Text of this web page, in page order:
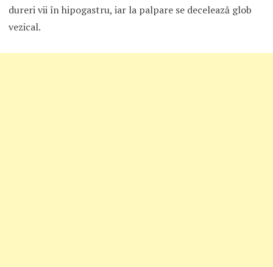
dureri vii în hipogastru, iar la palpare se decelează glob
vezical.